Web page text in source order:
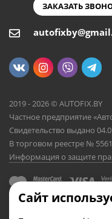
ЗАКАЗАТЬ
2019 - 2026 © AUTOFIX.BY
Частное предприятие
Свидетельство выдано
В торговом реестре №
Информация о защите
Сайт